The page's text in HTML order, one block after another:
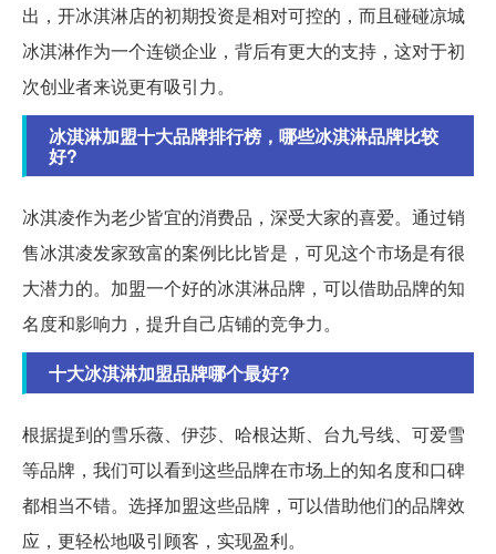
出，开冰淇淋店的初期投资是相对可控的，而且碰碰凉城
冰淇淋作为一个连锁企业，背后有更大的支持，这对于初
次创业者来说更有吸引力。
冰淇淋加盟十大品牌排行榜，哪些冰淇淋品牌比较
好?
冰淇凌作为老少皆宜的消费品，深受大家的喜爱。通过销
售冰淇凌发家致富的案例比比皆是，可见这个市场是有很
大潜力的。加盟一个好的冰淇淋品牌，可以借助品牌的知
名度和影响力，提升自己店铺的竞争力。
十大冰淇淋加盟品牌哪个最好?
根据提到的雪乐薇、伊莎、哈根达斯、台九号线、可爱雪
等品牌，我们可以看到这些品牌在市场上的知名度和口碑
都相当不错。选择加盟这些品牌，可以借助他们的品牌效
应，更轻松地吸引顾客，实现盈利。